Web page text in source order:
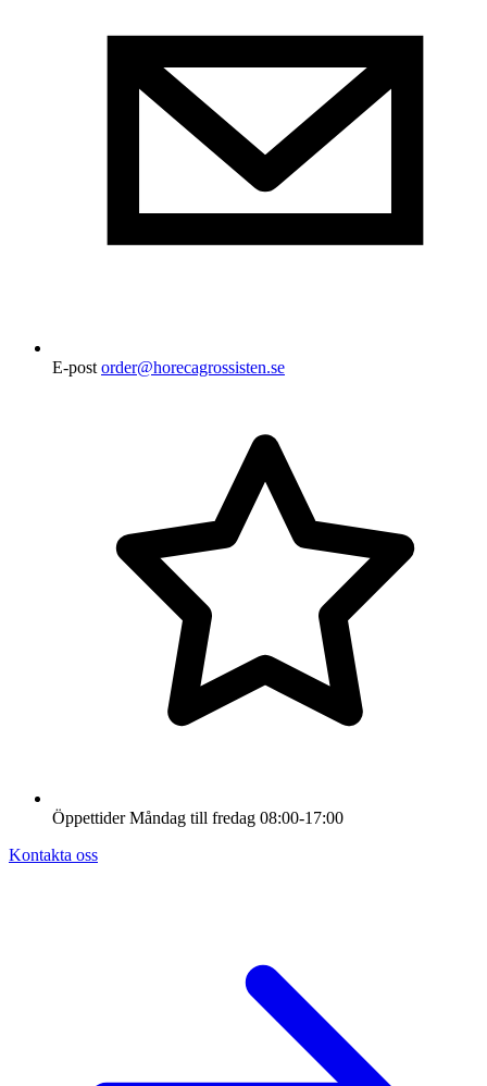
E-post order@horecagrossisten.se
Öppettider Måndag till fredag 08:00-17:00
Kontakta oss